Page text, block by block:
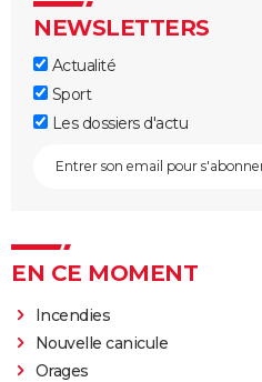
NEWSLETTERS
Actualité
Sport
Les dossiers d'actu
EN CE MOMENT
Incendies
Nouvelle canicule
Orages